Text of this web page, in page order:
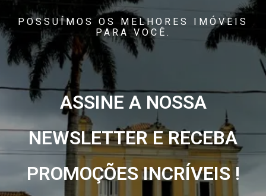
POSSUÍMOS OS MELHORES IMÓVEIS
PARA VOCÊ.
ASSINE A NOSSA
NEWSLETTER E RECEBA
PROMOÇÕES INCRÍVEIS !